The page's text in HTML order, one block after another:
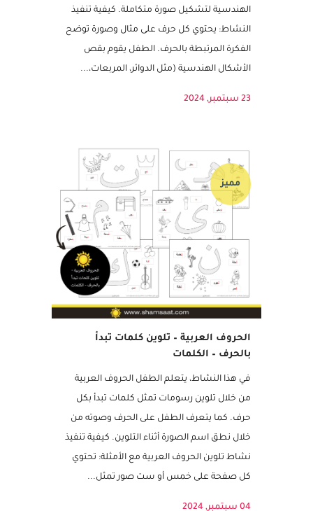
العربية من خلال ربط كل حرف بمثال وصورة،
بحيث يتعلم الطفل كيفية استخدام الأشكال
الهندسية لتشكيل صورة متكاملة. كيفية تنفيذ
النشاط: يحتوي كل حرف على مثال وصورة توضح
الحروف العربية – تلوين كلمات تبدأ
بالحرف – الكلمات
مميز
في هذا النشاط، يتعلم الطفل الحروف العربية
من خلال تلوين رسومات تمثل كلمات تبدأ بكل
حرف. كما يتعرف الطفل على الحرف وصوته من
خلال نطق اسم الصورة أثناء التلوين. كيفية تنفيذ